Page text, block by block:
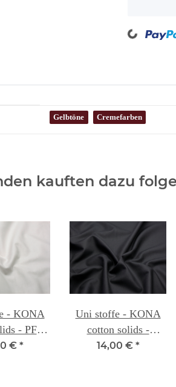
Loading...
Gelbtöne Cremefarben
kauften dazu
- KONA
- PFD
for dying
€ *
Uni stoffe - KONA
cotton solids -
BLACK 139
14,00 € *